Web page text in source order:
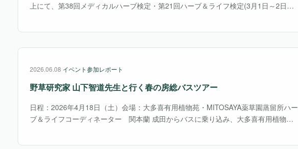
上にて、第38回メディカルハーブ検定・第21回ハーブ＆ライフ検定(3月1日～2日実
2026.06.08 イベント参加レポート
野草研究家 山下智道先生と行く春の房総バスツアー
日程：2026年4月18日（土）会場：大多喜有用植物苑・MITOSAYA薬草園蒸留所ハー
ブ＆ライフコーディネーター 関本蘭 成田からバスに乗り込み、大多喜有用植物苑